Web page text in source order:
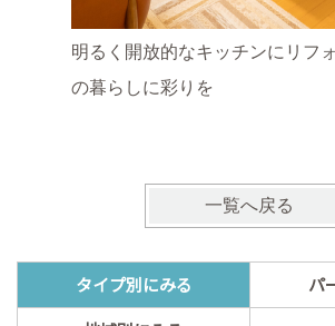
明るく開放的なキッチンにリフ
の暮らしに彩りを
一覧へ戻る
タイプ別にみる
パ